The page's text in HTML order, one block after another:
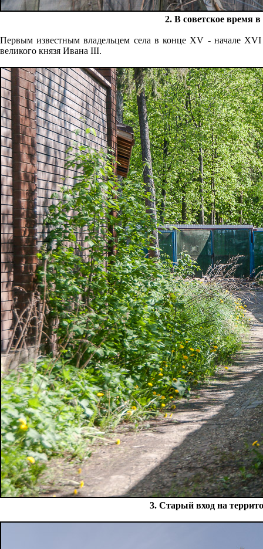
2. В советское время
Первым известным владельцем села в конце XV - начале
великого князя Ивана III.
3. Старый вход на